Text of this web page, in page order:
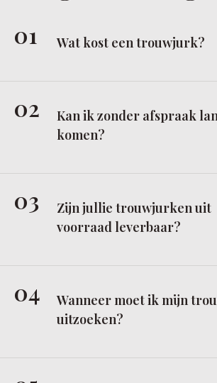
Wat kost een trouwjurk?
Kan ik zonder afspraak
komen?
Zijn jullie trouwjurken uit
voorraad leverbaar?
Wanneer moet ik mijn
uitzoeken?